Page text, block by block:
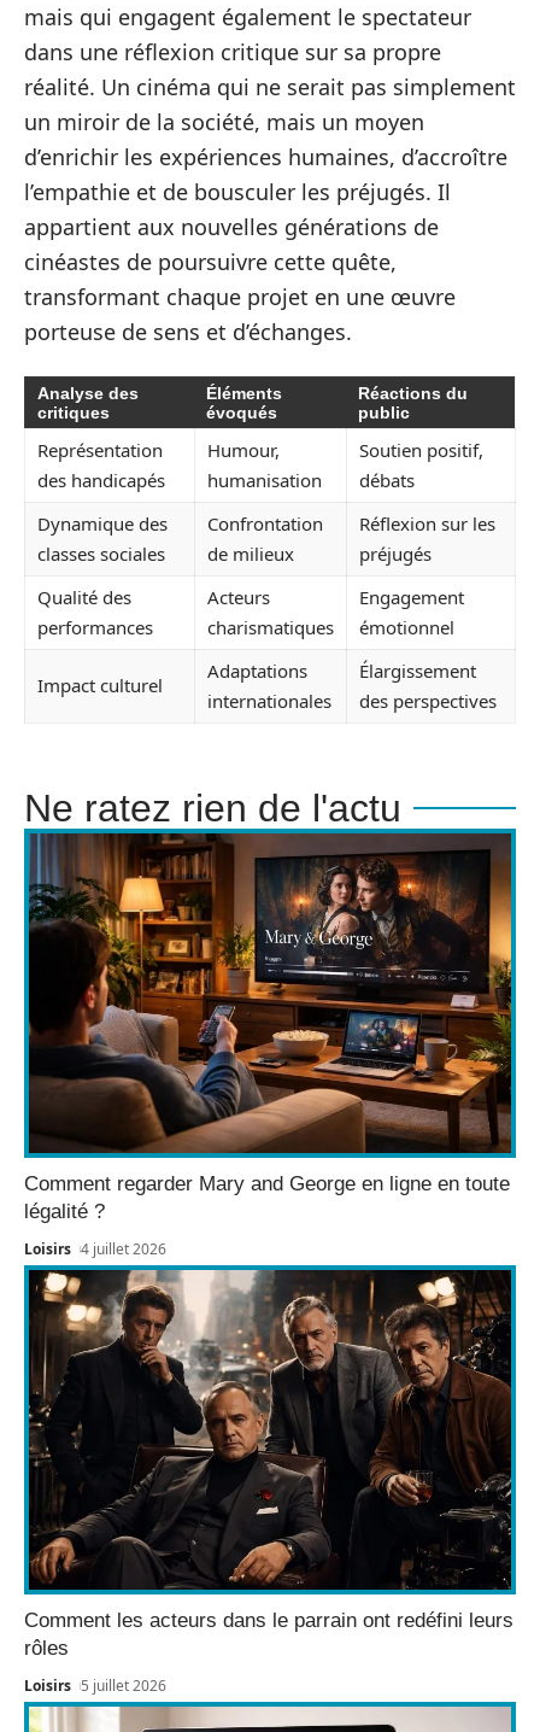
mais qui engagent également le spectateur
dans une réflexion critique sur sa propre
réalité. Un cinéma qui ne serait pas simplement
un miroir de la société, mais un moyen
d’enrichir les expériences humaines, d’accroître
l’empathie et de bousculer les préjugés. Il
appartient aux nouvelles générations de
cinéastes de poursuivre cette quête,
transformant chaque projet en une œuvre
porteuse de sens et d’échanges.
Analyse des
critiques
Éléments
évoqués
Réactions du
public
Représentation
des handicapés
Humour,
humanisation
Soutien positif,
débats
Dynamique des
classes sociales
Confrontation
de milieux
Réflexion sur les
préjugés
Qualité des
performances
Acteurs
charismatiques
Engagement
émotionnel
Impact culturel
Adaptations
internationales
Élargissement
des perspectives
Ne ratez rien de l'actu
Comment regarder Mary and George en ligne en toute
légalité ?
Loisirs 4 juillet 2026
Comment les acteurs dans le parrain ont redéfini leurs
rôles
Loisirs 5 juillet 2026